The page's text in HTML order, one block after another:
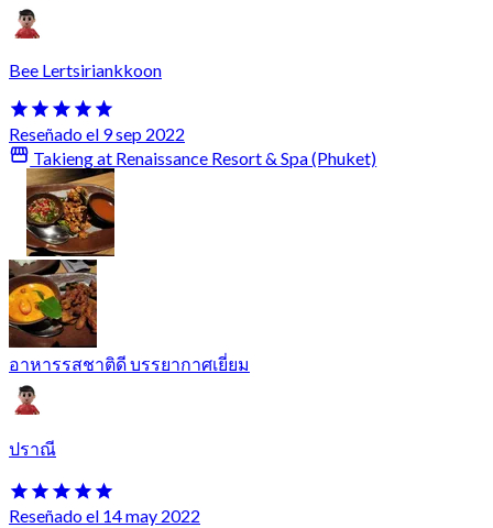
Bee Lertsiriankkoon
Reseñado el 9 sep 2022
Takieng at Renaissance Resort & Spa (Phuket)
อาหารรสชาติดี บรรยากาศเยี่ยม
ปราณี
Reseñado el 14 may 2022